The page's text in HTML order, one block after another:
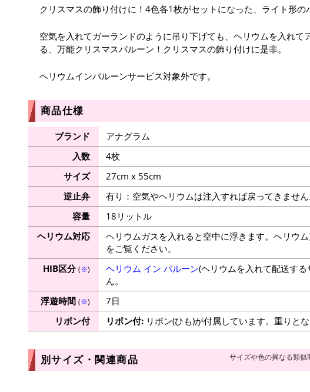
クリスマスの飾り付けに！4色各1枚がセットになった、ライト形の
空気を入れてガーランドのように吊り下げても、ヘリウムを入れて
る、万能クリスマスバルーン！クリスマスの飾り付けに是非。
ヘリウムインバルーンサービス対象外です。
商品仕様
ブランド
アナグラム
入数
4枚
サイズ
27cm x 55cm
逆止弁
有り：空気やヘリウムは注入すれば戻ってきません
容量
18リットル
ヘリウム対応
ヘリウムガスを入れると空中に浮きます。ヘリウ
をご覧ください。
HIB区分(※) ヘリウム イン バルーン(ヘリウムを入れて配送す
ん。
浮遊時間 (※)
7日
リボン付
リボン付:リボン(ひも)が付属しています。重りと
別サイズ・関連商品 サイズや色の異なる類